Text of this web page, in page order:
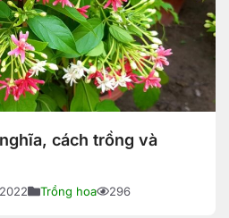
cách trồng và
Trồng hoa 296